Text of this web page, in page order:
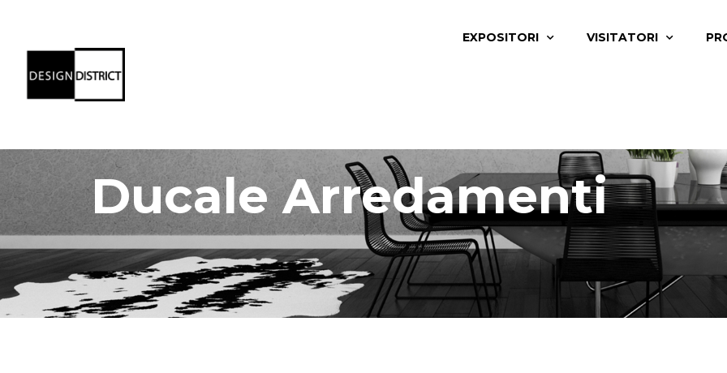
EXPOSITORI VISITATORI
Ducale Arredamenti